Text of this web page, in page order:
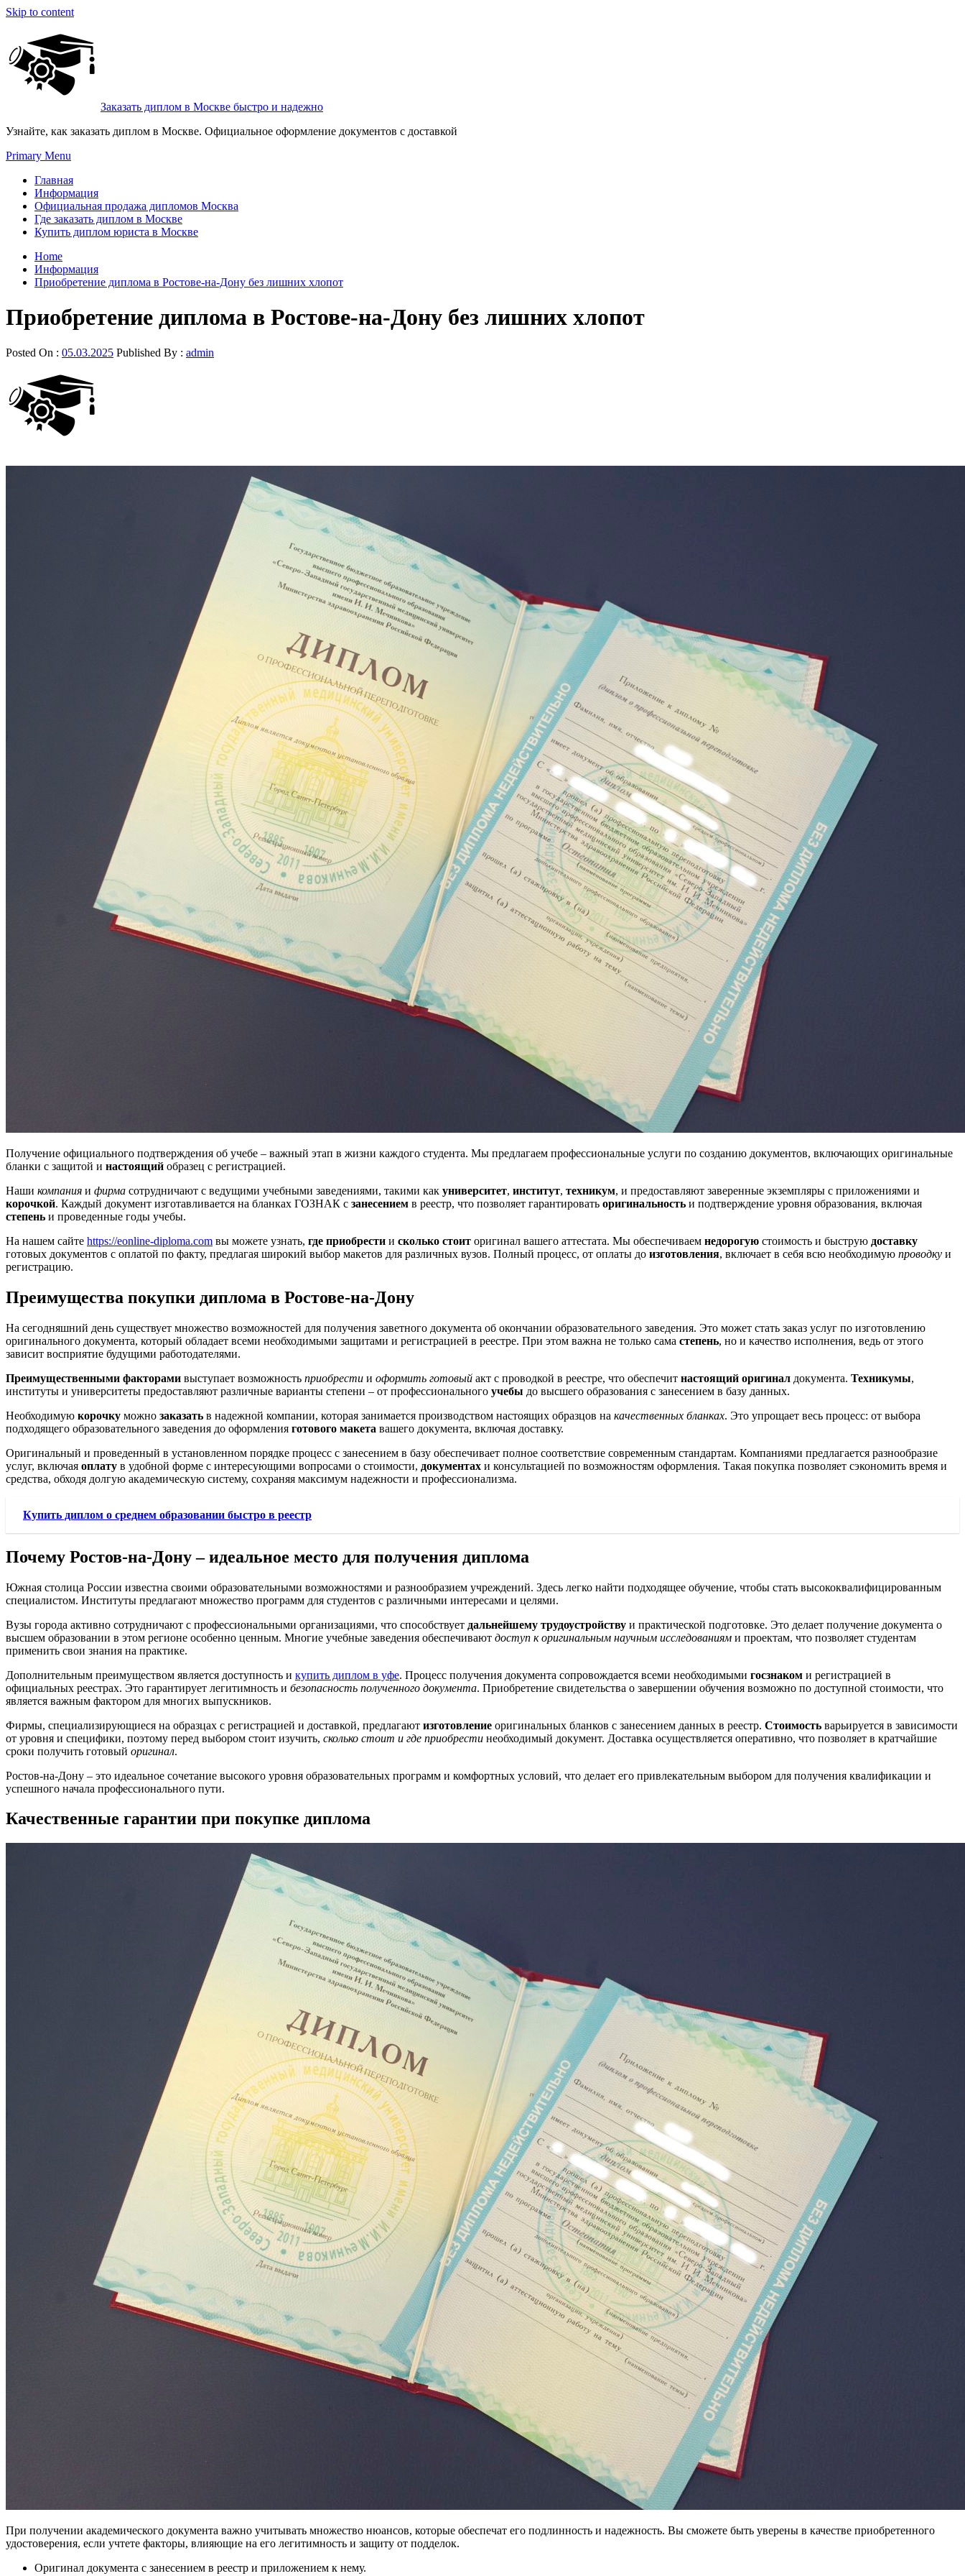
Skip to content
Заказать диплом в Москве быстро и надежно
Узнайте, как заказать диплом в Москве. Официальное оформление документов с доставкой
Primary Menu
Главная
Информация
Официальная продажа дипломов Москва
Где заказать диплом в Москве
Купить диплом юриста в Москве
Home
Информация
Приобретение диплома в Ростове-на-Дону без лишних хлопот
Приобретение диплома в Ростове-на-Дону без лишних хлопот
Posted On : 05.03.2025 Published By : admin
Получение официального подтверждения об учебе – важный этап в жизни каждого студента. Мы предлагаем профессиональные услуги по созданию документов, включающих оригинальные
бланки с защитой и настоящий образец с регистрацией.
Наши компания и фирма сотрудничают с ведущими учебными заведениями, такими как университет, институт, техникум, и предоставляют заверенные экземпляры с приложениями и
корочкой. Каждый документ изготавливается на бланках ГОЗНАК с занесением в реестр, что позволяет гарантировать оригинальность и подтверждение уровня образования, включая
степень и проведенные годы учебы.
На нашем сайте https://eonline-diploma.com вы можете узнать, где приобрести и сколько стоит оригинал вашего аттестата. Мы обеспечиваем недорогую стоимость и быструю доставку
готовых документов с оплатой по факту, предлагая широкий выбор макетов для различных вузов. Полный процесс, от оплаты до изготовления, включает в себя всю необходимую проводку и
регистрацию.
Преимущества покупки диплома в Ростове-на-Дону
На сегодняшний день существует множество возможностей для получения заветного документа об окончании образовательного заведения. Это может стать заказ услуг по изготовлению
оригинального документа, который обладает всеми необходимыми защитами и регистрацией в реестре. При этом важна не только сама степень, но и качество исполнения, ведь от этого
зависит восприятие будущими работодателями.
Преимущественными факторами выступает возможность приобрести и оформить готовый акт с проводкой в реестре, что обеспечит настоящий оригинал документа. Техникумы,
институты и университеты предоставляют различные варианты степени – от профессионального учебы до высшего образования с занесением в базу данных.
Необходимую корочку можно заказать в надежной компании, которая занимается производством настоящих образцов на качественных бланках. Это упрощает весь процесс: от выбора
подходящего образовательного заведения до оформления готового макета вашего документа, включая доставку.
Оригинальный и проведенный в установленном порядке процесс с занесением в базу обеспечивает полное соответствие современным стандартам. Компаниями предлагается разнообразие
услуг, включая оплату в удобной форме с интересующими вопросами о стоимости, документах и консультацией по возможностям оформления. Такая покупка позволяет сэкономить время и
средства, обходя долгую академическую систему, сохраняя максимум надежности и профессионализма.
Купить диплом о среднем образовании быстро в реестр
Почему Ростов-на-Дону – идеальное место для получения диплома
Южная столица России известна своими образовательными возможностями и разнообразием учреждений. Здесь легко найти подходящее обучение, чтобы стать высококвалифицированным
специалистом. Институты предлагают множество программ для студентов с различными интересами и целями.
Вузы города активно сотрудничают с профессиональными организациями, что способствует дальнейшему трудоустройству и практической подготовке. Это делает получение документа о
высшем образовании в этом регионе особенно ценным. Многие учебные заведения обеспечивают доступ к оригинальным научным исследованиям и проектам, что позволяет студентам
применить свои знания на практике.
Дополнительным преимуществом является доступность и купить диплом в уфе. Процесс получения документа сопровождается всеми необходимыми госзнаком и регистрацией в
официальных реестрах. Это гарантирует легитимность и безопасность полученного документа. Приобретение свидетельства о завершении обучения возможно по доступной стоимости, что
является важным фактором для многих выпускников.
Фирмы, специализирующиеся на образцах с регистрацией и доставкой, предлагают изготовление оригинальных бланков с занесением данных в реестр. Стоимость варьируется в зависимости
от уровня и специфики, поэтому перед выбором стоит изучить, сколько стоит и где приобрести необходимый документ. Доставка осуществляется оперативно, что позволяет в кратчайшие
сроки получить готовый оригинал.
Ростов-на-Дону – это идеальное сочетание высокого уровня образовательных программ и комфортных условий, что делает его привлекательным выбором для получения квалификации и
успешного начала профессионального пути.
Качественные гарантии при покупке диплома
При получении академического документа важно учитывать множество нюансов, которые обеспечат его подлинность и надежность. Вы сможете быть уверены в качестве приобретенного
удостоверения, если учтете факторы, влияющие на его легитимность и защиту от подделок.
Оригинал документа с занесением в реестр и приложением к нему.